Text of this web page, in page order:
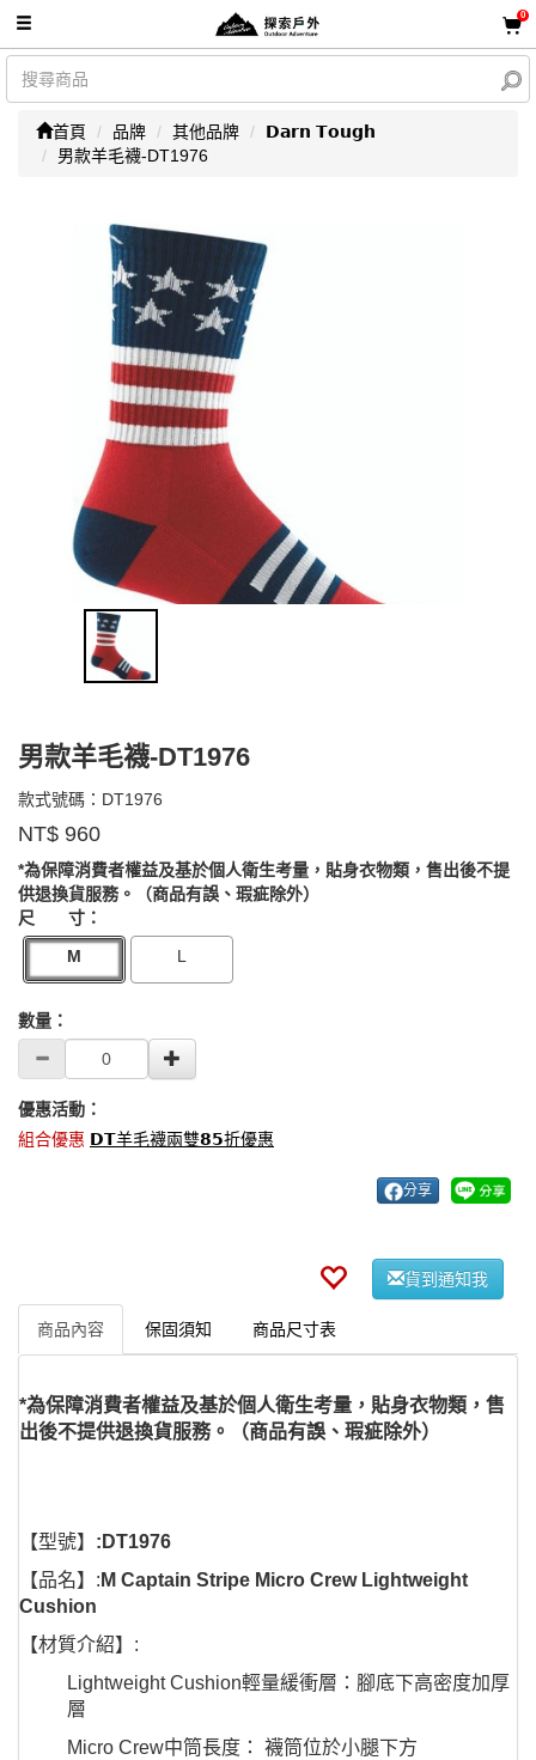
0
首頁 品牌 其他品牌
𝗗𝗮𝗿𝗻 𝗧𝗼𝘂𝗴𝗵
男款羊毛襪-DT1976
男款羊毛襪-DT1976
款式號碼： DT1976
牌：
Darn
Tough
NT$ 960
*為保障消費者權益及基於個人衛生考量，貼身衣物類，售出後不提
供退換貨服務。（商品有誤、瑕疵除外）
尺 寸：
M
L
數量：
優惠活動：
組合優惠 𝗗𝗧羊毛襪兩雙𝟴𝟱折優惠
分享
貨到通知我
商品內容 保固須知 商品尺寸表
*為保障消費者權益及基於個人衛生考量，貼身衣物類，售
出後不提供退換貨服務。（商品有誤、瑕疵除外）
【型號】 :DT1976
【品名】: M Captain Stripe Micro Crew Lightweight
Cushion
【材質介紹】:
Lightweight Cushion輕量緩衝層：腳底下高密度加厚
層
Micro Crew中筒長度： 襪筒位於小腿下方